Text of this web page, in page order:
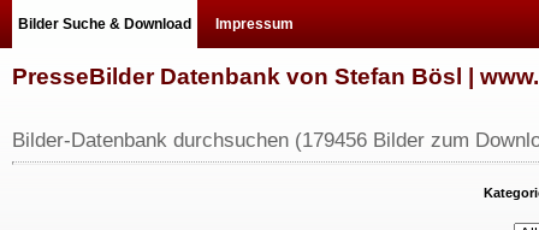
Bilder Suche & Download Impressum
PresseBilder Datenbank von Stefan Bösl |
Bilder-Datenbank durchsuchen (179456 Bilder zum